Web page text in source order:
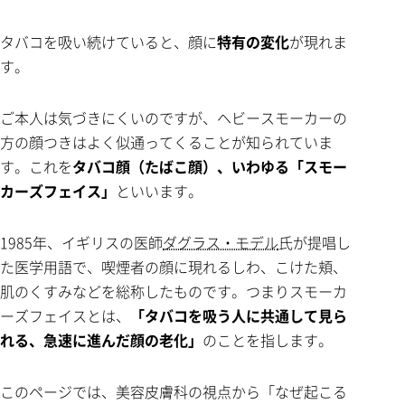
タバコを吸い続けていると、顔に特有の変化が現れま
す。
ご本人は気づきにくいのですが、ヘビースモーカーの
方の顔つきはよく似通ってくることが知られていま
す。これをタバコ顔（たばこ顔）、いわゆる「スモー
カーズフェイス」 といいます。
1985年、イギリスの医師ダグラス・モデル氏が提唱し
た医学用語で、喫煙者の顔に現れるしわ、こけた頬、
肌のくすみなどを総称したものです。つまりスモーカ
ーズフェイスとは、
「タバコを吸う人に共通して見ら
れる、急速に進んだ顔の老化」 のことを指します。
このページでは、美容皮膚科の視点から「なぜ起こる